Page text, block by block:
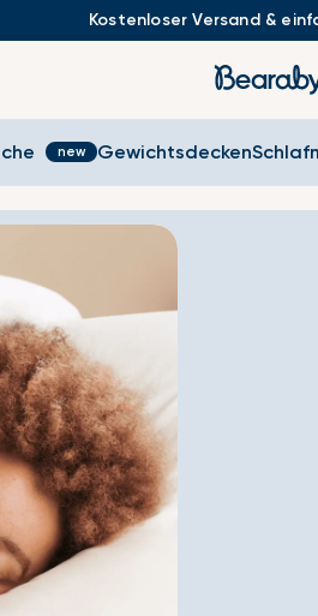
Kostenloser Versand &
Gewichtsdecken
Skin Deckenbezug-Set